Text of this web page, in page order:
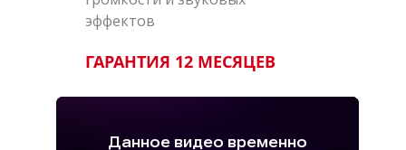
эффектов
ГАРАНТИЯ 12 МЕСЯЦЕВ